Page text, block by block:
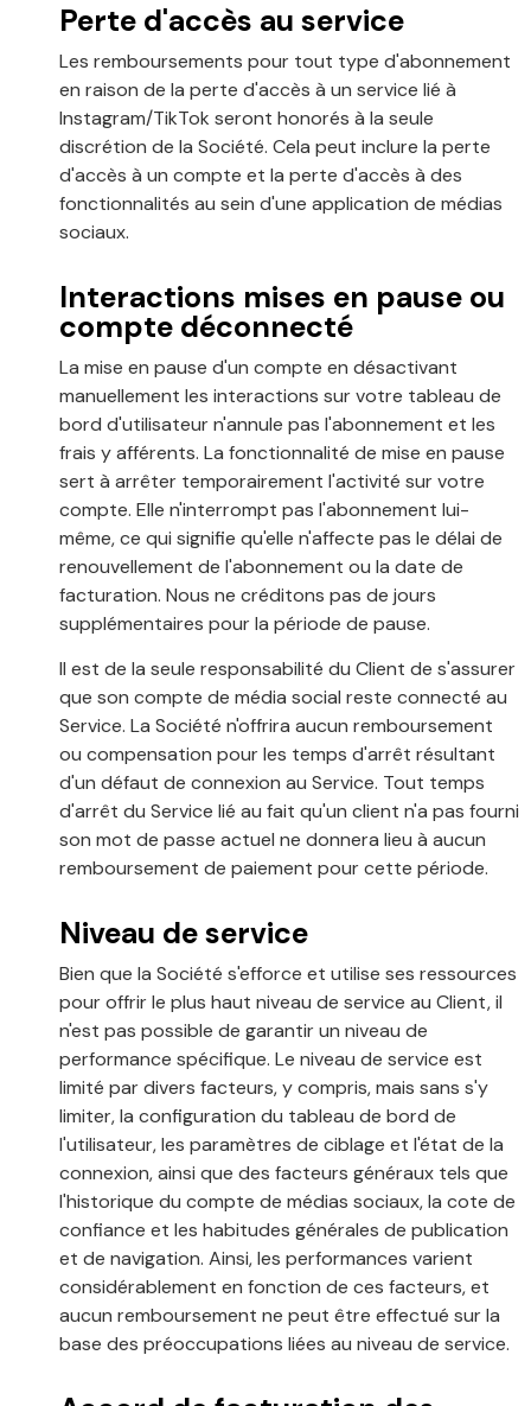
Perte d'accès au service
Les remboursements pour tout type d'abonnement
en raison de la perte d'accès à un service lié à
Instagram/TikTok seront honorés à la seule
discrétion de la Société. Cela peut inclure la perte
d'accès à un compte et la perte d'accès à des
fonctionnalités au sein d'une application de médias
sociaux.
Interactions mises en pause ou
compte déconnecté
La mise en pause d'un compte en désactivant
manuellement les interactions sur votre tableau de
bord d'utilisateur n'annule pas l'abonnement et les
frais y afférents. La fonctionnalité de mise en pause
sert à arrêter temporairement l'activité sur votre
compte. Elle n'interrompt pas l'abonnement lui-
même, ce qui signifie qu'elle n'affecte pas le délai de
renouvellement de l'abonnement ou la date de
facturation. Nous ne créditons pas de jours
supplémentaires pour la période de pause.
Il est de la seule responsabilité du Client de s'assurer
que son compte de média social reste connecté au
Service. La Société n'offrira aucun remboursement
ou compensation pour les temps d'arrêt résultant
d'un défaut de connexion au Service. Tout temps
d'arrêt du Service lié au fait qu'un client n'a pas fourni
son mot de passe actuel ne donnera lieu à aucun
remboursement de paiement pour cette période.
Niveau de service
Bien que la Société s'efforce et utilise ses ressources
pour offrir le plus haut niveau de service au Client, il
n'est pas possible de garantir un niveau de
performance spécifique. Le niveau de service est
limité par divers facteurs, y compris, mais sans s'y
limiter, la configuration du tableau de bord de
l'utilisateur, les paramètres de ciblage et l'état de la
connexion, ainsi que des facteurs généraux tels que
l'historique du compte de médias sociaux, la cote de
confiance et les habitudes générales de publication
et de navigation. Ainsi, les performances varient
considérablement en fonction de ces facteurs, et
aucun remboursement ne peut être effectué sur la
base des préoccupations liées au niveau de service.